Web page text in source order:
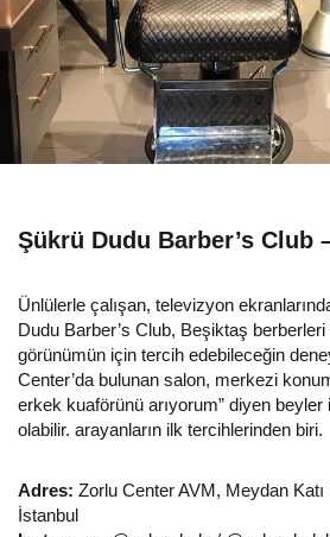
Şükrü Dudu Barber’s Club
Ünlülerle çalışan, televizyon
Dudu Barber’s Club, Beşiktaş berberleri
görünümün için tercih edebileceğin
Center’da bulunan salon, merkezi
erkek kuaförünü arıyorum” diyen
olabilir. arayanların ilk tercihlerinden biri.
Adres: Zorlu Center AVM, Meydan
İstanbul